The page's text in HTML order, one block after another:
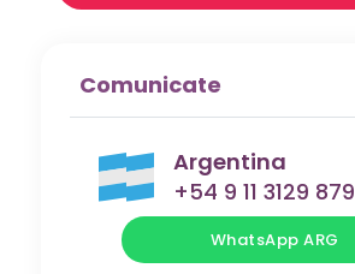
Comunicate
Argentina
+54 9 11 3129
WhatsApp ARG